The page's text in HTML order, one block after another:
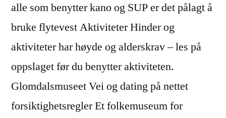
alle som benytter kano og SUP er det pålagt å
bruke flytevest Aktiviteter Hinder og
aktiviteter har høyde og alderskrav – les på
oppslaget før du benytter aktiviteten.
Glomdalsmuseet Vei og dating på nettet
forsiktighetsregler Et folkemuseum for